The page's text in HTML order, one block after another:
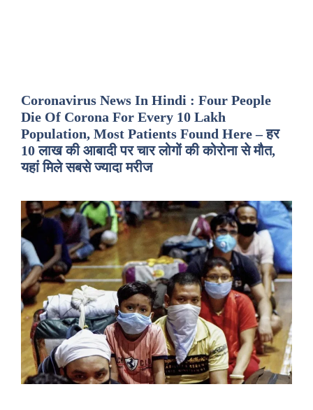
Coronavirus News In Hindi : Four People
Die Of Corona For Every 10 Lakh
Population, Most Patients Found Here – हर
10 लाख की आबादी पर चार लोगों की कोरोना से मौत,
यहां मिले सबसे ज्यादा मरीज